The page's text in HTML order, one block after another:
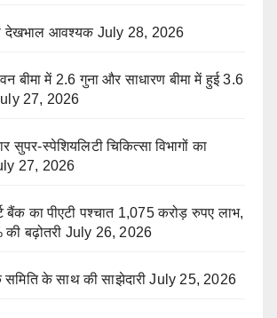
देखभाल आवश्यक July 28, 2026
बीमा में 2.6 गुना और साधारण बीमा में हुई 3.6
27, 2026
सुपर-स्पेशियलिटी चिकित्सा विभागों का
27, 2026
बैंक का पीएटी पश्चात 1,075 करोड़ रुपए लाभ,
बढ़ोतरी July 26, 2026
समिति के साथ की साझेदारी July 25, 2026